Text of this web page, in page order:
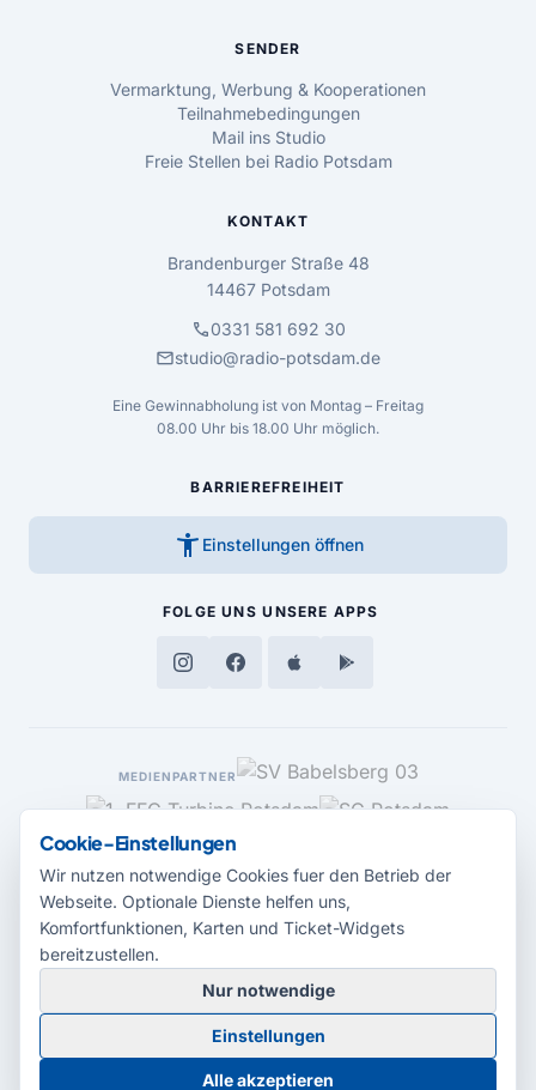
SENDER
Vermarktung, Werbung & Kooperationen
Teilnahmebedingungen
Mail ins Studio
Freie Stellen bei Radio Potsdam
KONTAKT
Brandenburger Straße 48
14467 Potsdam
call0331 581 692 30
mailstudio@radio-potsdam.de
Eine Gewinnabholung ist von Montag – Freitag
08.00 Uhr bis 18.00 Uhr möglich.
BARRIEREFREIHEIT
accessibility_new Einstellungen öffnen
FOLGE UNS UNSERE APPS
MEDIENPARTNER
© 2026 Radio Potsdam. Webseite entwickelt durch dieMedienagentur
Babelsberg
BarrierefreiheitserklärungAGBDatenschutzImpressum
Cookie-Einstellungen
Wir nutzen notwendige Cookies fuer den Betrieb der
Webseite. Optionale Dienste helfen uns,
Komfortfunktionen, Karten und Ticket-Widgets
bereitzustellen.
Nur notwendige
Einstellungen
Alle akzeptieren